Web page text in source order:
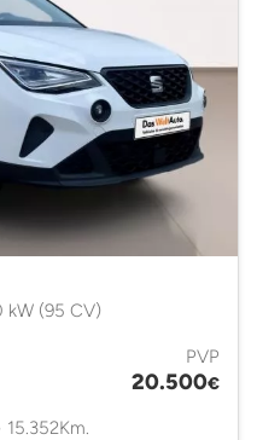
kW (95 CV)
PVP
20.500€